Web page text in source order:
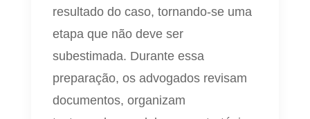
resultado do caso, tornando-se uma
etapa que não deve ser
subestimada. Durante essa
preparação, os advogados revisam
documentos, organizam